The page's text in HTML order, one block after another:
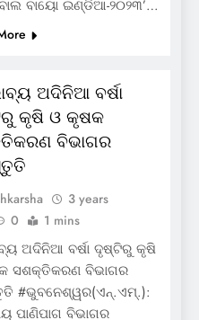
ବାୟୋ ଇଣ୍ଡିଆ-୨୦୨୩’…
ଅଦିନିଆ ବର୍ଷା
କୃଷି ଓ କୃଷକ
ବିଭାଗର
3 years
0 1 mins
ଅଦିନିଆ ବର୍ଷା ଦୃଷ୍ଟିରୁ କୃଷି
ସଶକ୍ତିକରଣ ବିଭାଗର
#ଭୁବନେଶ୍ୱର(ଏନ୍‌.ଏମ୍‌.):
ପାଣିପାଗ ବିଭାଗର